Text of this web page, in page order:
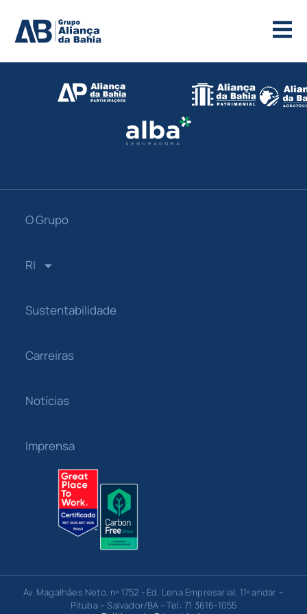
O Grupo
RI
Sustentabilidade
Carreiras
Notícias
Imprensa
Av. Magalhães Neto, nº 1752 - Ed. Lena Empresarial, 11º andar –
Pituba – Salvador/BA - Tel: 71 3616-1055